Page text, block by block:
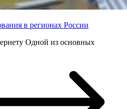
в регионах России
Одной из основных